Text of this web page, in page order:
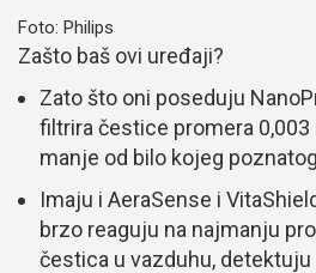
Foto: Philips
Zašto baš ovi uređaji?
Zato što oni poseduju
filtrira čestice promera
manje od bilo kojeg
Imaju i AeraSense i
brzo reaguju na najmanju
čestica u vazduhu,